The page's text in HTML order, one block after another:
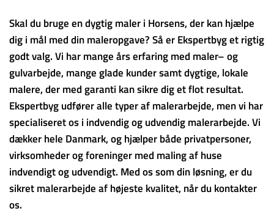
Skal du bruge en dygtig maler i Horsens, der kan hjælpe
dig i mål med din maleropgave? Så er Ekspertbyg et rigtig
godt valg. Vi har mange års erfaring med maler– og
gulvarbejde, mange glade kunder samt dygtige, lokale
malere, der med garanti kan sikre dig et flot resultat.
Ekspertbyg udfører alle typer af malerarbejde, men vi har
specialiseret os i indvendig og udvendig malerarbejde. Vi
dækker hele Danmark, og hjælper både privatpersoner,
virksomheder og foreninger med maling af huse
indvendigt og udvendigt. Med os som din løsning, er du
sikret malerarbejde af højeste kvalitet, når du kontakter
os.